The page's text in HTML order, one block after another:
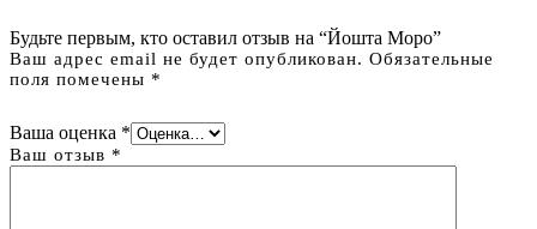
Будьте первым, кто оставил отзыв на “Йошта Моро”
Ваш адрес email не будет опубликован. Обязательные
поля помечены *
Ваша оценка *
Ваш отзыв *